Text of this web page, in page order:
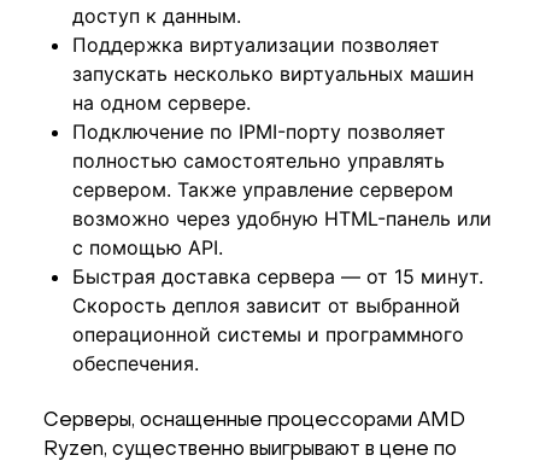
доступ к данным.
Поддержка виртуализации позволяет
запускать несколько виртуальных машин
на одном сервере.
Подключение по IPMI-порту позволяет
полностью самостоятельно управлять
сервером. Также управление сервером
возможно через удобную HTML-панель или
с помощью API.
Быстрая доставка сервера — от 15 минут.
Скорость деплоя зависит от выбранной
операционной системы и программного
обеспечения.
Серверы, оснащенные процессорами AMD
Ryzen, существенно выигрывают в цене по